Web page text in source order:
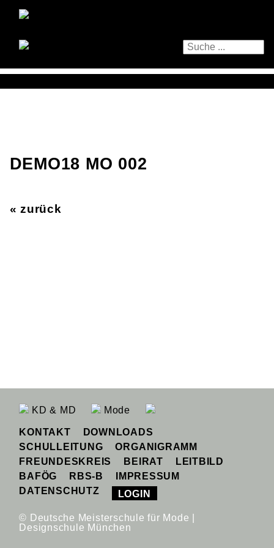
DEMO18 MO 002
« zurück
KD & MD Mode
KONTAKT
DOWNLOADS
SCHULLEITUNG
ORGANIGRAMM
FREUNDESKREIS
BEIRAT
LEITBILD
BAFÖG
RBS-B
IMPRESSUM
DATENSCHUTZ
LOGIN
© Deutsche Meisterschule für Mode |
Designschule München